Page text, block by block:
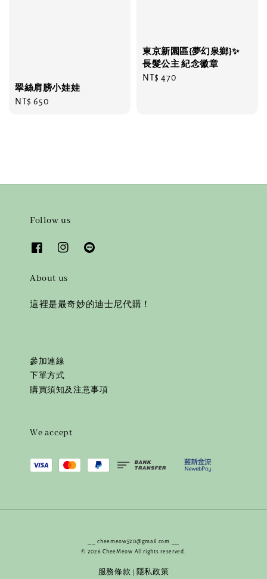
翠絲肩膀小娃娃
Regular
NT$ 650
東京新園區{夢幻泉鄉}✨
長髮公主 紀念徽章
Regular
NT$ 470
Follow us
About us
這裡是最奇妙的迪士尼代購！
參加連線
下單方式
購買須知及注意事項
We accept
⎯⎯ cheemeow520@gmail.com ⎯⎯
© 2026 CheeMeow All rights reserved.
服務條款 隱私政策